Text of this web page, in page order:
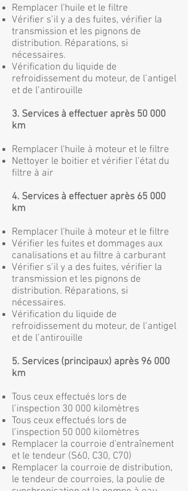
Remplacer l'huile et le filtre
Vérifier s’il y a des fuites, vérifier la
transmission et les pignons de
distribution. Réparations, si
nécessaires.
Vérification du liquide de
refroidissement du moteur, de l’antigel
et de l’antirouille
3. Services à effectuer après 50 000
km
Remplacer l'huile à moteur et le filtre
Nettoyer le boitier et vérifier l’état du
filtre à air
4. Services à effectuer après 65 000
km
Remplacer l'huile à moteur et le filtre
Vérifier les fuites et dommages aux
canalisations et au filtre à carburant
Vérifier s’il y a des fuites, vérifier la
transmission et les pignons de
distribution. Réparations, si
nécessaires.
Vérification du liquide de
refroidissement du moteur, de l’antigel
et de l’antirouille
5. Services (principaux) après 96 000
km
Tous ceux effectués lors de
l’inspection 30 000 kilomètres
Tous ceux effectués lors de
l’inspection 50 000 kilomètres
Remplacer la courroie d'entraînement
et le tendeur (S60, C30, C70)
Remplacer la courroie de distribution,
le tendeur de courroies, la poulie de